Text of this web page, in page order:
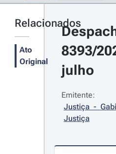
Relacionados
Ato
Original
8393/
julho
Emitente:
Justiça -
Justiça